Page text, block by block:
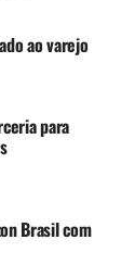
ao varejo
para
Brasil com